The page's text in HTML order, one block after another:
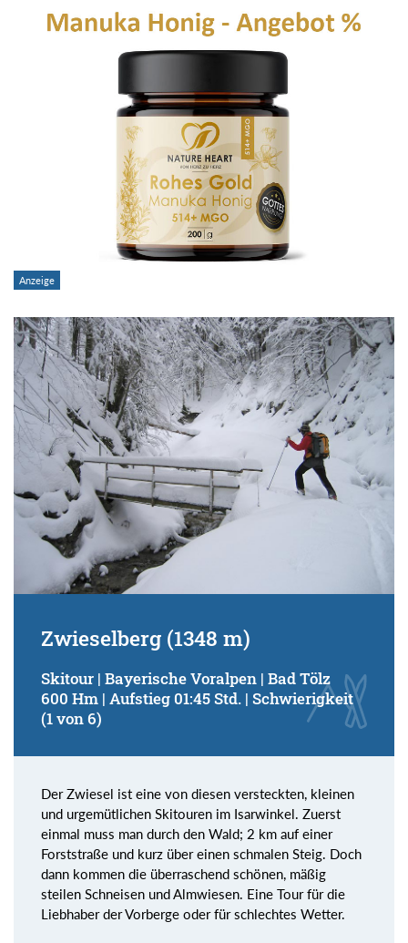
Zwieselberg (1348 m)
Skitour | Bayerische Voralpen | Bad Tölz
600 Hm | Aufstieg 01:45 Std. | Schwierigkeit
(1 von 6)
Der Zwiesel ist eine von diesen versteckten, kleinen
und urgemütlichen Skitouren im Isarwinkel. Zuerst
einmal muss man durch den Wald; 2 km auf einer
Forststraße und kurz über einen schmalen Steig. Doch
dann kommen die überraschend schönen, mäßig
steilen Schneisen und Almwiesen. Eine Tour für die
Liebhaber der Vorberge oder für schlechtes Wetter.